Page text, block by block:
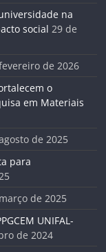
na
social 29 de
de 2026
o
em Materiais
de 2025
para
de 2025
UNIFAL-
de 2024